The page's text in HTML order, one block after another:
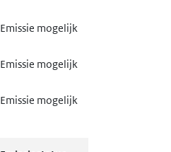
Emissie mogelijk
Emissie mogelijk
Emissie mogelijk